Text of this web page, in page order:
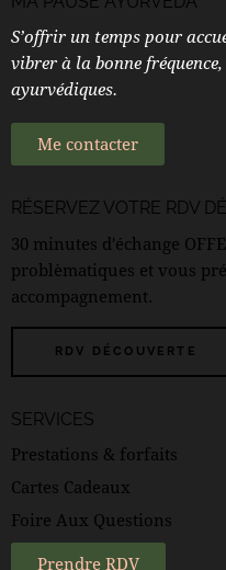
S’offrir un temps pour
vibrer à la bonne
ayurvédiques.
Me contacter
RÉSERVEZ VOTRE RDV
30 minutes d'échange
problèmatiques et vous
accompagnement.
RDV DÉCOUVERTE
SERVICES
Prestations & forfaits
Cartes Cadeaux
Foire Aux Questions
Prendre RDV